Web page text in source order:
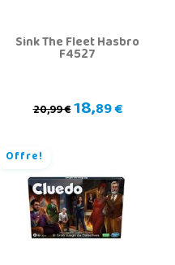
Sink The Fleet Hasbro
F4527
20,99 €18,89 €
Offre!